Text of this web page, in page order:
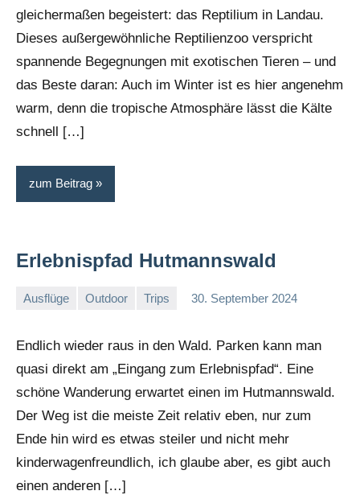
gleichermaßen begeistert: das Reptilium in Landau.
Dieses außergewöhnliche Reptilienzoo verspricht
spannende Begegnungen mit exotischen Tieren – und
das Beste daran: Auch im Winter ist es hier angenehm
warm, denn die tropische Atmosphäre lässt die Kälte
schnell […]
zum Beitrag
Erlebnispfad Hutmannswald
Ausflüge Outdoor Trips 30. September 2024
Alex
Endlich wieder raus in den Wald. Parken kann man
quasi direkt am „Eingang zum Erlebnispfad“. Eine
schöne Wanderung erwartet einen im Hutmannswald.
Der Weg ist die meiste Zeit relativ eben, nur zum
Ende hin wird es etwas steiler und nicht mehr
kinderwagenfreundlich, ich glaube aber, es gibt auch
einen anderen […]